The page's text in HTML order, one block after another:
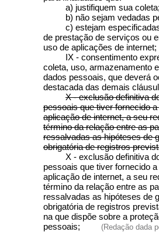
a) justifiquem sua coleta;
b) não sejam vedadas
c) estejam
de prestação de serviços ou
uso de aplicações de internet;
IX - consentimento
coleta, uso, armazenamento
dados pessoais, que deverá
destacada das demais
X - exclusão definitiva
pessoais que tiver fornecido
aplicação de internet, a seu
término da relação entre as
ressalvadas as hipóteses de
obrigatória de registros
X - exclusão definitiva
pessoais que tiver fornecido
aplicação de internet, a seu
término da relação entre as
ressalvadas as hipóteses de
obrigatória de registros
na que dispõe sobre a
pessoais;
(Redação dada